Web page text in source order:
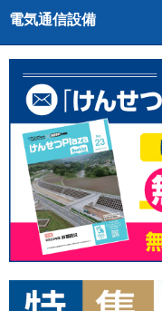
電気通信設備